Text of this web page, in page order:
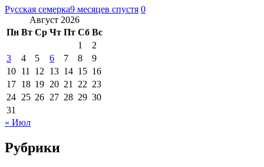
Русская семерка9 месяцев спустя 0
Август 2026
Пн Вт Ср Чт Пт Сб Вс
1
2
3
4 5 6 7 8
9
10 11 12 13 14 15 16
17 18 19 20 21 22 23
24 25 26 27 28 29 30
31
« Июл
Рубрики